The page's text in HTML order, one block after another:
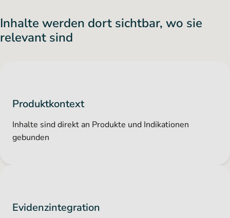
Inhalte werden dort sichtbar, wo sie
relevant sind
Produktkontext
Inhalte sind direkt an Produkte und Indikationen
gebunden
Evidenzintegration